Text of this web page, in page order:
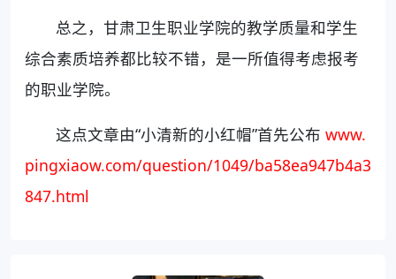
总之，甘肃卫生职业学院的教学质量和学生
综合素质培养都比较不错，是一所值得考虑报考
的职业学院。
这点文章由“小清新的小红帽”首先公布www.
pingxiaow.com/question/1049/ba58ea947b4a3
847.html